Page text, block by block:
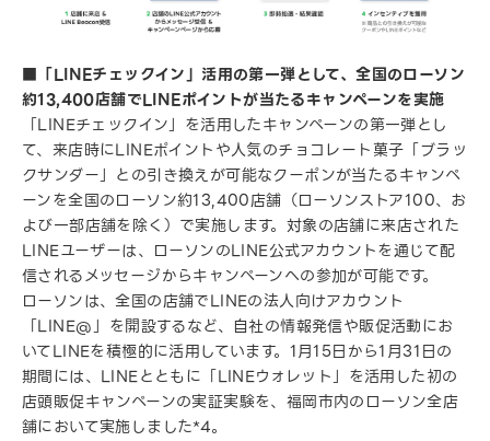
■「LINEチェックイン」活用の第一弾として、全国のローソン
約13,400店舗でLINEポイントが当たるキャンペーンを実施
「LINEチェックイン」を活用したキャンペーンの第一弾とし
て、来店時にLINEポイントや人気のチョコレート菓子「ブラッ
クサンダー」との引き換えが可能なクーポンが当たるキャンペ
ーンを全国のローソン約13,400店舗（ローソンストア100、お
よび一部店舗を除く）で実施します。対象の店舗に来店された
LINEユーザーは、ローソンのLINE公式アカウントを通じて配
信されるメッセージからキャンペーンへの参加が可能です。
ローソンは、全国の店舗でLINEの法人向けアカウント
「LINE@」を開設するなど、自社の情報発信や販促活動にお
いてLINEを積極的に活用しています。1月15日から1月31日の
期間には、LINEとともに「LINEウォレット」を活用した初の
店頭販促キャンペーンの実証実験を、福岡市内のローソン全店
舗において実施しました*4。